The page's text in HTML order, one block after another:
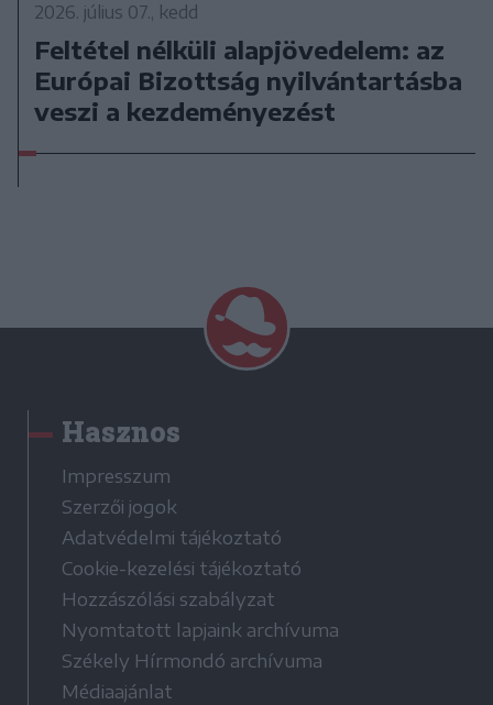
2026. július 07., kedd
Feltétel nélküli alapjövedelem: az
Európai Bizottság nyilvántartásba
veszi a kezdeményezést
Hasznos
Impresszum
Szerzői jogok
Adatvédelmi tájékoztató
Cookie-kezelési tájékoztató
Hozzászólási szabályzat
Nyomtatott lapjaink archívuma
Székely Hírmondó archívuma
Médiaajánlat